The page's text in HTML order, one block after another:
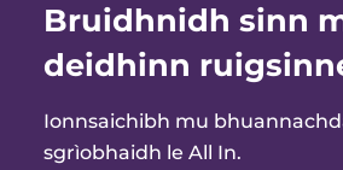
Bruidhnidh sinn
deidhinn
Ionnsaichibh mu
sgrìobhaidh le All In.